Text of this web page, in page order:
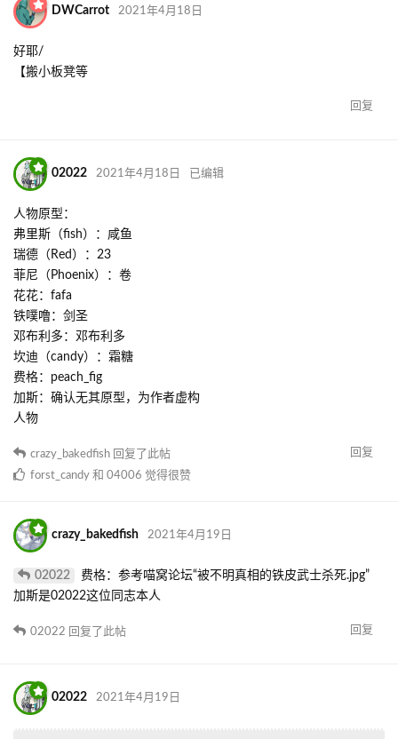
DWCarrot 2021年4月18日
好耶/
【搬小板凳等
回复
02022 2021年4月18日 已编辑
人物原型：
弗里斯（fish）：咸鱼
瑞德（Red）：23
菲尼（Phoenix）：卷
花花：fafa
铁噗噜：剑圣
邓布利多：邓布利多
坎迪（candy）：霜糖
费格：peach_fig
加斯：确认无其原型，为作者虚构
人物
回复
crazy_bakedfish 回复了此帖
forst_candy 和 04006 觉得很赞
crazy_bakedfish 2021年4月19日
02022
费格：参考喵窝论坛“被不明真相的铁皮武士杀死.jpg”
加斯是02022这位同志本人
回复
02022 回复了此帖
02022 2021年4月19日